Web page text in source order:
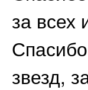
за всех
звезд,